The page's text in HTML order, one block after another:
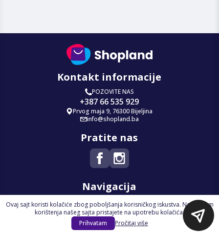
Kontakt informacije
POZOVITE NAS
+387 66 535 929
Prvog maja 9, 76300 Bijeljina
info@shopland.ba
Pratite nas
Navigacija
Početna
Na Akciji
Izdvajamo
Ovaj sajt koristi kolačiće zbog poboljšanja korisničkog iskustva. Nastavkom
korištenja našeg sajta pristajete na upotrebu kolačića.
Prihvatam
Pročitaj više